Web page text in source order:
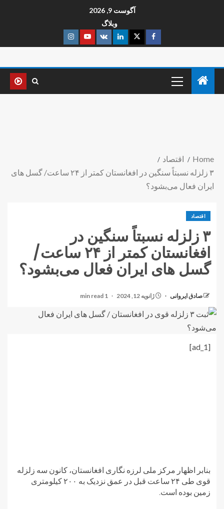
آگوست 9, 2026
وبلاگ
Home
اقتصاد
۳ زلزله نسبتاً سنگین در افغانستان کمتر از ۲۴ ساعت/ گسل های
ایران فعال می‌بشود؟
اقتصاد
۳ زلزله نسبتاً سنگین در
افغانستان کمتر از ۲۴ ساعت/
گسل های ایران فعال می‌بشود؟
صادق ایروانی ژانویه 12, 2024 1 min read
[ad_1]
بنابر اظهار مرکز ملی لرزه نگاری افغانستان، کانون سه زلزله
قوی طی ۲۴ ساعت قبل در عمق نزدیک به ۲۰۰ کیلومتری
زمین بوده است.